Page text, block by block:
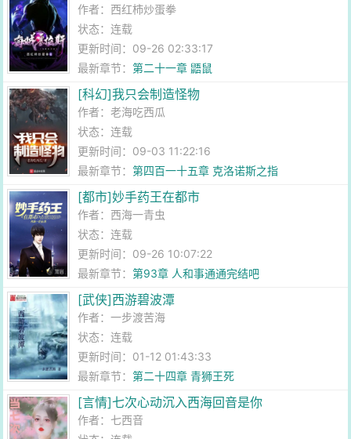
作者： 西红柿炒蛋拳
状态：连载
更新时间：09-26 02:33:17
最新章节：第二十一章 鼯鼠
[科幻]我只会制造怪物
作者：老海吃西瓜
状态：连载
更新时间：09-03 11:22:16
最新章节：第四百一十五章 克洛诺斯之指
[都市]妙手药王在都市
作者： 西海一青虫
状态：连载
更新时间：09-26 10:07:22
最新章节：第93章 人和事通通完结吧
[武侠]西游碧波潭
作者：一步渡苦海
状态：连载
更新时间：01-12 01:43:33
最新章节：第二十四章 青狮王死
[言情]七次心动沉入西海回音是你
作者：七西音